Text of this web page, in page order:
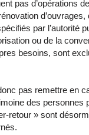
pas d’opérations
d’ouvrages,
par l’autorité
ou de la
besoins, sont
pas remettre en
des personnes
retour » sont